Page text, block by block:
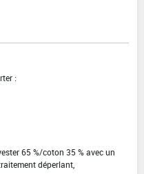
:
65 %/coton 35 % avec un
déperlant,